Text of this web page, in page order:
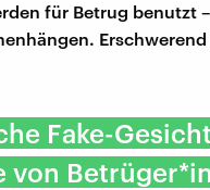
für Betrug benutzt
Fake-